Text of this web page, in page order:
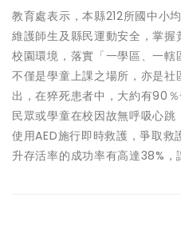
教育處表示，本縣212所國中小
維護師生及縣民運動安全，掌
校園環境，落實「一學區、一
不僅是學童上課之場所，亦是
出，在猝死患者中，大約有90
民眾或學童在校因故無呼吸心
使用AED施行即時救護，爭取
升存活率的成功率有高達38%，